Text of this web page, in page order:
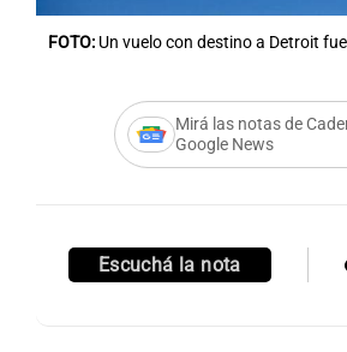
FOTO: Un vuelo con destino a Detroit
Mirá las notas de
Google News
Escuchá la nota